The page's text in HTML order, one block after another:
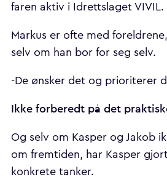
faren aktiv i Idrettslaget VIVIL.
Markus er ofte med
selv om han bor for seg selv.
-De ønsker det og prioriterer
Ikke forberedt på det
Og selv om Kasper og Jakob
om fremtiden, har Kasper
konkrete tanker.